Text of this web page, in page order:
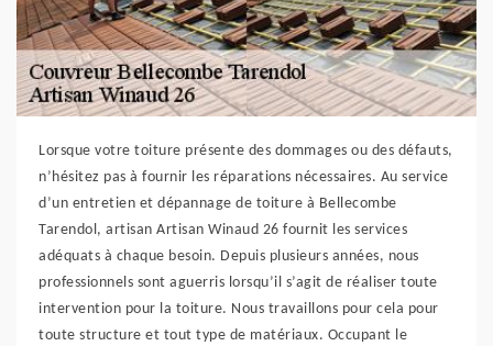
Lorsque votre toiture présente des dommages ou des défauts,
n’hésitez pas à fournir les réparations nécessaires. Au service
d’un entretien et dépannage de toiture à Bellecombe
Tarendol, artisan Artisan Winaud 26 fournit les services
adéquats à chaque besoin. Depuis plusieurs années, nous
professionnels sont aguerris lorsqu’il s’agit de réaliser toute
intervention pour la toiture. Nous travaillons pour cela pour
toute structure et tout type de matériaux. Occupant le